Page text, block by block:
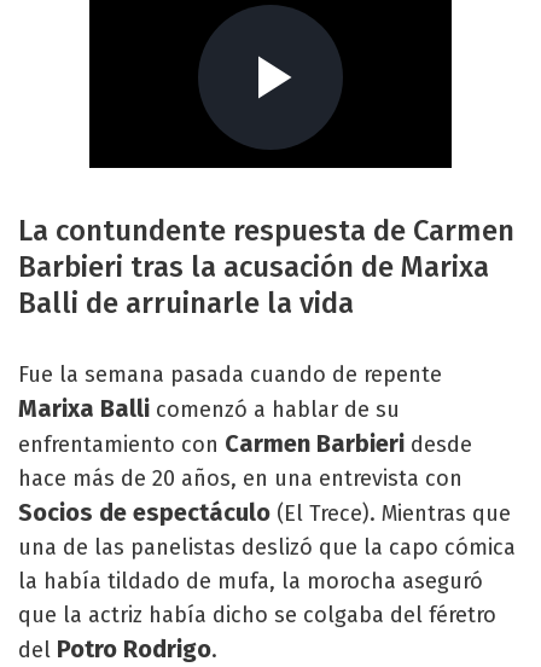
La contundente respuesta de Carmen
Barbieri tras la acusación de Marixa
Balli de arruinarle la vida
Fue la semana pasada cuando de repente
Marixa Balli comenzó a hablar de su
enfrentamiento con Carmen Barbieri desde
hace más de 20 años, en una entrevista con
Socios de espectáculo (El Trece). Mientras que
una de las panelistas deslizó que la capo cómica
la había tildado de mufa, la morocha aseguró
que la actriz había dicho se colgaba del féretro
del Potro Rodrigo.